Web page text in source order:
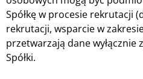
Spółkę w procesie rekrutacji
rekrutacji, wsparcie w
przetwarzają dane wyłącznie
Spółki.